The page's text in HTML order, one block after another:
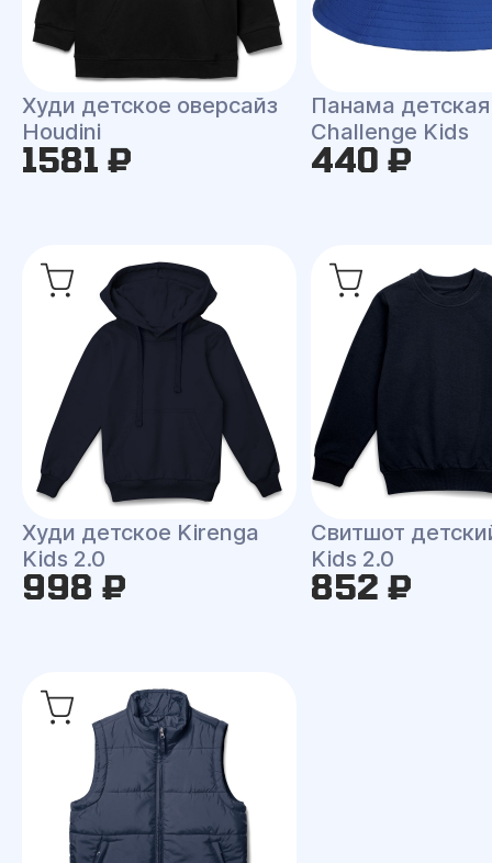
Худи детское оверсайз
Houdini
1581 ₽
Панама детская
Challenge Kids
440 ₽
Худи детское Kirenga
Kids 2.0
998 ₽
Свитшот
Kids 2.0
852 ₽